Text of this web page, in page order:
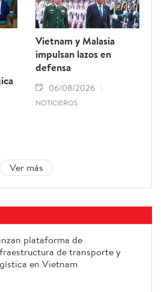
Vietnam y Malasia
impulsan lazos en
defensa
06/08/2026
NOTICIEROS
Ver más
plataforma de
de transporte y
en Vietnam